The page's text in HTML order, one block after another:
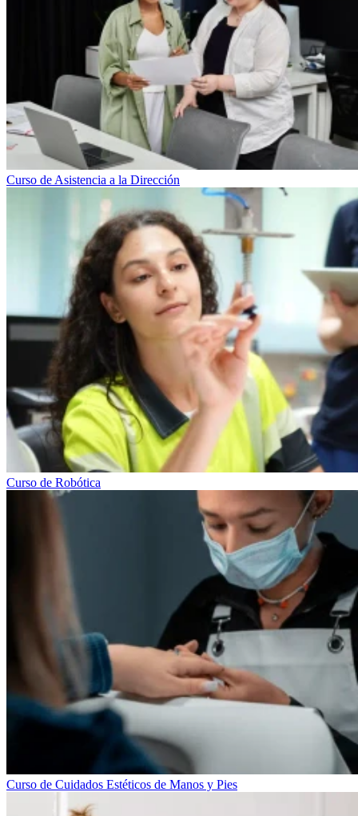
Curso de Asistencia a la Dirección
Curso de Robótica
Curso de Cuidados Estéticos de Manos y Pies